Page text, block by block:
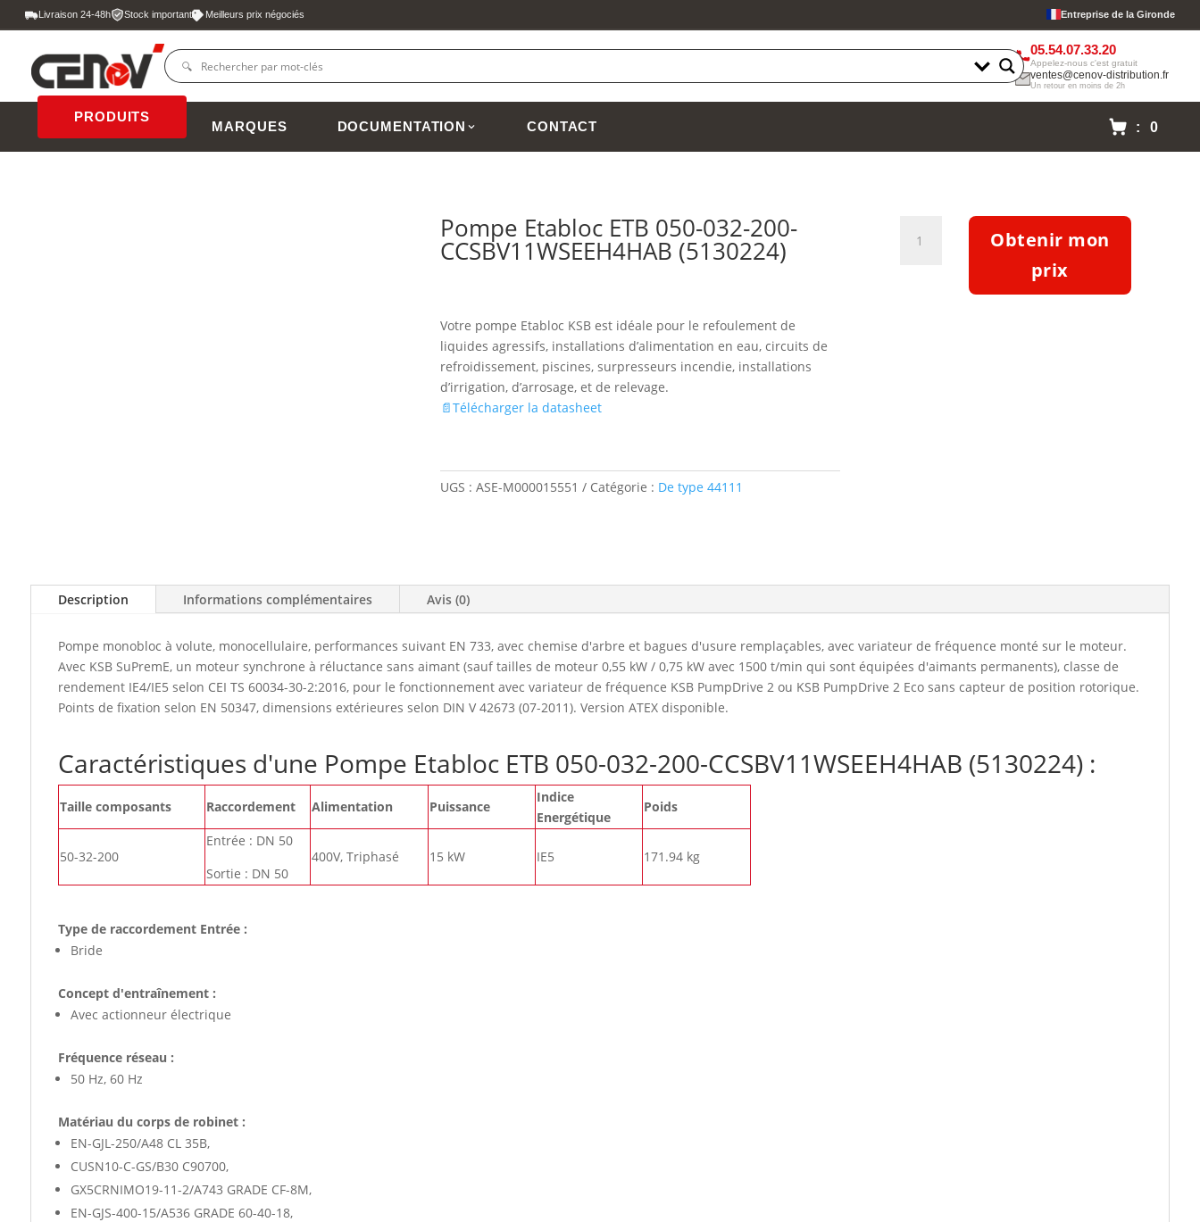
Livraison 24-48h Stock important Meilleurs prix négociés Entreprise de la Gironde
05.54.07.33.20
Appelez-nous c'est gratuit
ventes@cenov-distribution.fr
Un retour en moins de 2h
PRODUITS
MARQUES DOCUMENTATION CONTACT : 0
Pompe Etabloc ETB 050-032-200-
CCSBV11WSEEH4HAB (5130224)
Votre pompe Etabloc KSB est idéale pour le refoulement de
liquides agressifs, installations d’alimentation en eau, circuits de
refroidissement, piscines, surpresseurs incendie, installations
d’irrigation, d’arrosage, et de relevage.
📄Télécharger la datasheet
UGS : ASE-M000015551 Catégorie : De type 44111
Obtenir mon
prix
Description Informations complémentaires Avis (0)
Pompe monobloc à volute, monocellulaire, performances suivant EN 733, avec chemise d'arbre et bagues d'usure remplaçables, avec variateur de fréquence monté sur le moteur.
Avec KSB SuPremE, un moteur synchrone à réluctance sans aimant (sauf tailles de moteur 0,55 kW / 0,75 kW avec 1500 t/min qui sont équipées d'aimants permanents), classe de
rendement IE4/IE5 selon CEI TS 60034-30-2:2016, pour le fonctionnement avec variateur de fréquence KSB PumpDrive 2 ou KSB PumpDrive 2 Eco sans capteur de position rotorique.
Points de fixation selon EN 50347, dimensions extérieures selon DIN V 42673 (07-2011). Version ATEX disponible.
Caractéristiques d'une Pompe Etabloc ETB 050-032-200-CCSBV11WSEEH4HAB (5130224) :
Taille composants Raccordement Alimentation Puissance
Indice
Energétique
Poids
50-32-200
Entrée : DN 50
Sortie : DN 50
400V, Triphasé 15 kW IE5 171.94 kg
Type de raccordement Entrée :
Bride
Concept d'entraînement :
Avec actionneur électrique
Fréquence réseau :
50 Hz, 60 Hz
Matériau du corps de robinet :
EN-GJL-250/A48 CL 35B,
CUSN10-C-GS/B30 C90700,
GX5CRNIMO19-11-2/A743 GRADE CF-8M,
EN-GJS-400-15/A536 GRADE 60-40-18,